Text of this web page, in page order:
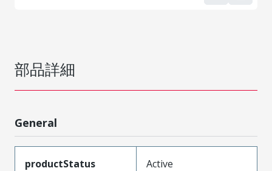
部品詳細
General
productStatus Active